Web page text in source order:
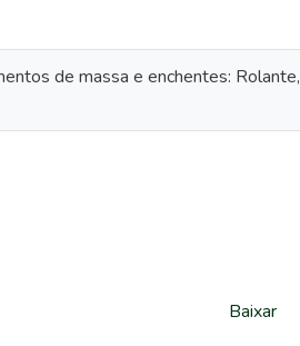
de massa e enchentes: Rolante,
Baixar